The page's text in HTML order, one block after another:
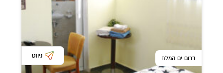
דרום ים המלח ניווט